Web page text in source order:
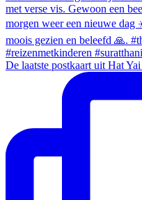
De laatste postkaart uit Hat